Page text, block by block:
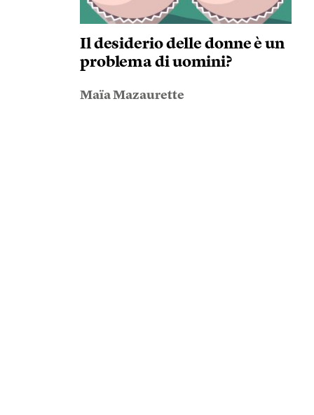
Il desiderio delle donne è un
problema di uomini?
Maïa Mazaurette